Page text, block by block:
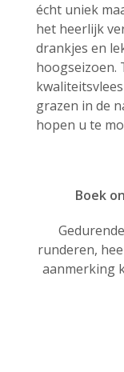
écht uniek
het heerlijk
drankjes en
hoogseizoen.
grazen in de
hopen u te
Boek
runderen,
aanmerking